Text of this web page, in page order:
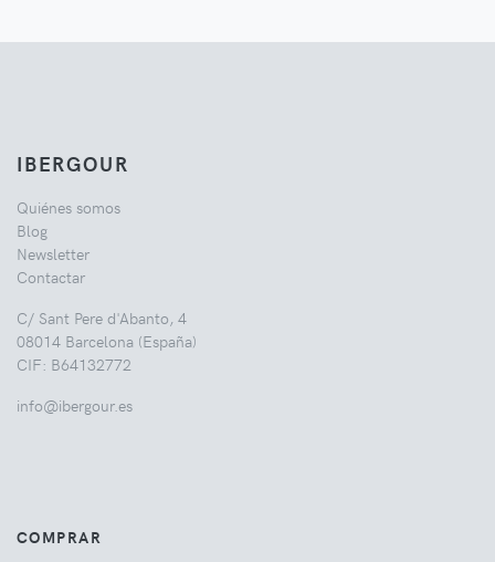
IBERGOUR
Quiénes somos
Blog
Newsletter
Contactar
C/ Sant Pere d'Abanto, 4
08014 Barcelona (España)
CIF: B64132772
info@ibergour.es
COMPRAR